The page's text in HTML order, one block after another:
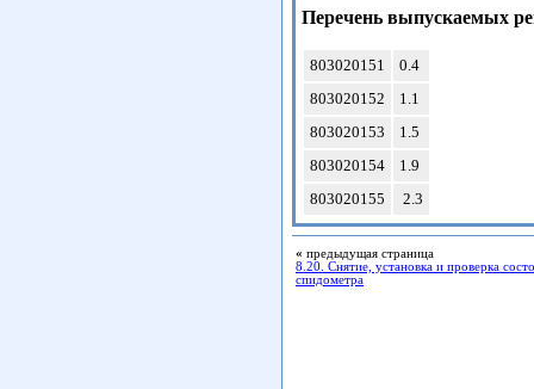
Перечень выпускаемых
803020151
0.4
803020152
1.1
803020153
1.5
803020154
1.9
803020155
2.3
« предыдущая страница
8.20. Снятие, установка и проверка
спидометра